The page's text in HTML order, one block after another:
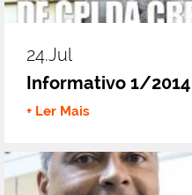
24.jul
Informativo 1/2014
+ Ler Mais